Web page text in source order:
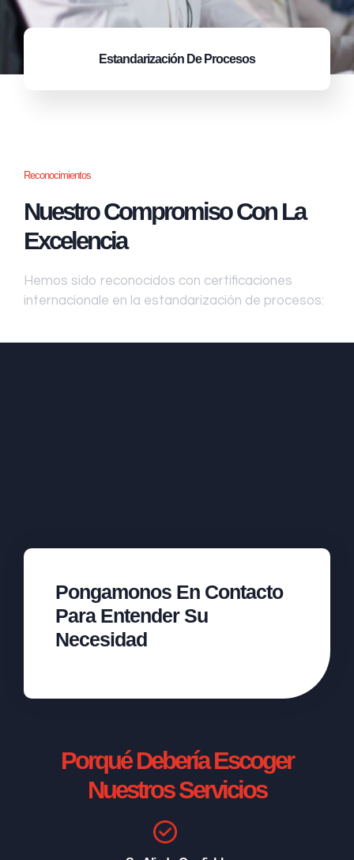
Estandarización De Procesos
Reconocimientos
Nuestro Compromiso Con La
Excelencia
Hemos sido reconocidos con certificaciones
internacionale en la estandarización de procesos:
Pongamonos En Contacto
Para Entender Su
Necesidad
Porqué Debería Escoger
Nuestros Servicios